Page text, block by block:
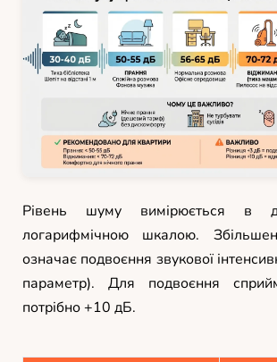
Рівень шуму вимірюється в
логарифмічною шкалою.
означає подвоєння звукової
параметр). Для подвоєння
потрібно +10 дБ.